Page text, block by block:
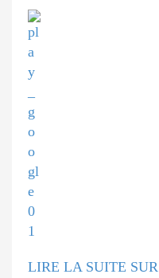
LIRE LA SUITE SUR